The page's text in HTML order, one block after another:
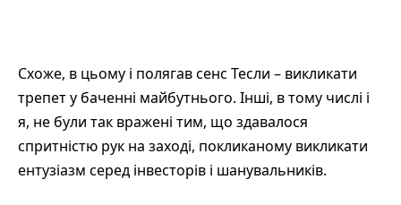
Схоже, в цьому і полягав сенс Тесли – викликати
трепет у баченні майбутнього. Інші, в тому числі і
я, не були так вражені тим, що здавалося
спритністю рук на заході, покликаному викликати
ентузіазм серед інвесторів і шанувальників.